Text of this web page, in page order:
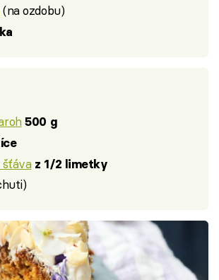
(na ozdobu)
500 g
z 1/2 limetky